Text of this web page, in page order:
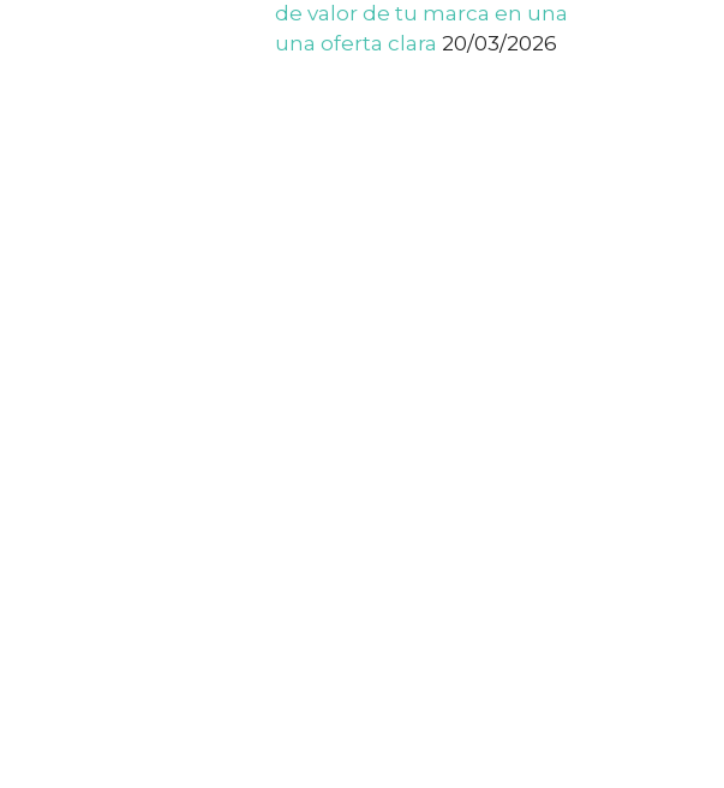
de valor de tu marca en una
una oferta clara 20/03/2026